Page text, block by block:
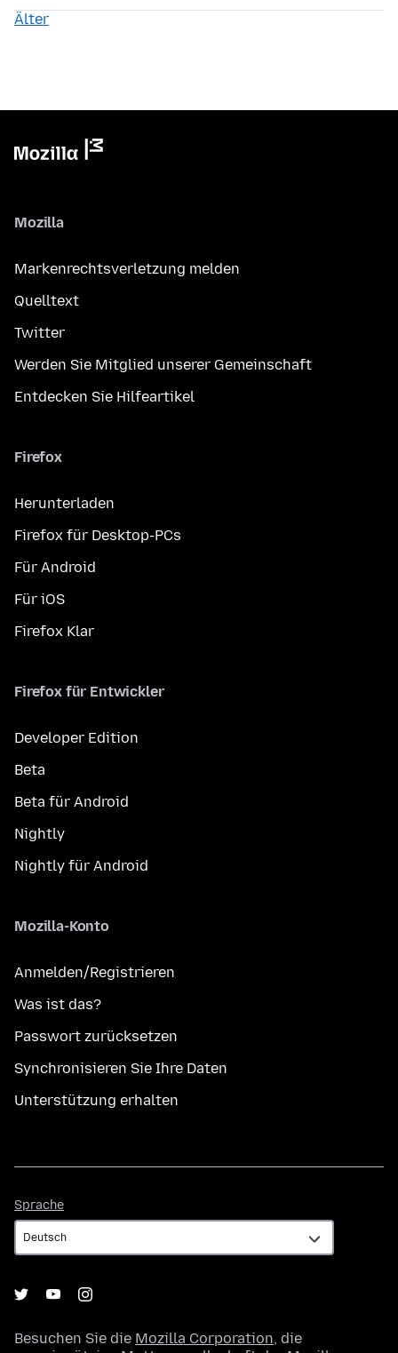
Älter
Mozilla
Markenrechtsverletzung melden
Quelltext
Twitter
Werden Sie Mitglied unserer Gemeinschaft
Entdecken Sie Hilfeartikel
Firefox
Herunterladen
Firefox für Desktop-PCs
Für Android
Für iOS
Firefox Klar
Firefox für Entwickler
Developer Edition
Beta
Beta für Android
Nightly
Nightly für Android
Mozilla-Konto
Anmelden/Registrieren
Was ist das?
Passwort zurücksetzen
Synchronisieren Sie Ihre Daten
Unterstützung erhalten
Sprache
Besuchen Sie die Mozilla Corporation, die